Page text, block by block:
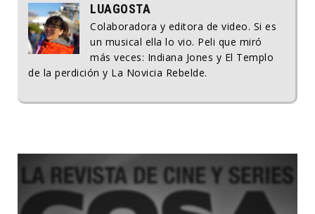
LUAGOSTA
Colaboradora y editora de video. Si es
un musical ella lo vio. Peli que miró
más veces: Indiana Jones y El Templo
de la perdición y La Novicia Rebelde.